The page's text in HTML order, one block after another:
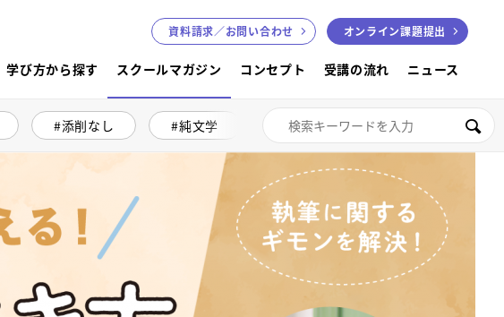
学び方から探す スクールマガジン コンセプト 受講の流れ ニュース
資料請求／お問い合わせ オンライン課題提出
添削なし 純文学 絵本講座 色鉛筆画
検索